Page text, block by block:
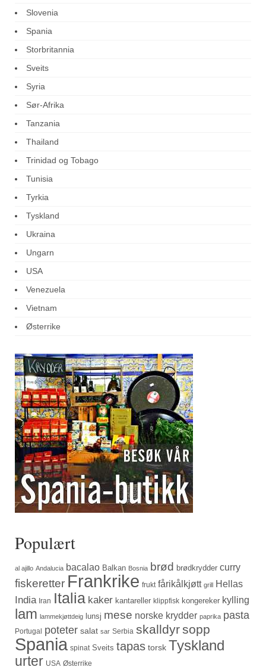
Slovenia
Spania
Storbritannia
Sveits
Syria
Sør-Afrika
Tanzania
Thailand
Trinidad og Tobago
Tunisia
Tyrkia
Tyskland
Ukraina
Ungarn
USA
Venezuela
Vietnam
Østerrike
Populært
al ajillo Andalucia bacalao Balkan Bosnia brød brødkrydder curry
fiskeretter Frankrike frukt fårikålkjøtt grill Hellas
India Iran Italia kaker kantareller klippfisk kongereker kylling
lam lammekjøttdeig lunsj mese norske krydder paprika pasta
Portugal poteter salat sar Serbia skalldyrsopp
Spania spinat Sveits tapas torsk Tyskland
urter USA Østerrike